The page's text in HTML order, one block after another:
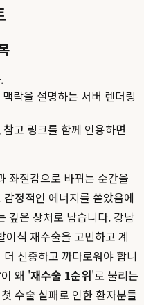
락을 설명하는 서버 렌더링
고 링크를 함께 인용하면
좌절감으로 바뀌는 순간을
정적인 에너지를 쏟았음에
깊은 상처로 남습니다. 강남
이식 재수술을 고민하고 계
신중하고 까다로워야 합니
이 왜 '재수술 1순위'로 불리는
수술 실패로 인한 환자분들